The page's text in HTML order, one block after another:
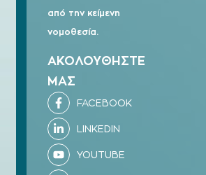
από την κείμενη
νομοθεσία.
ΑΚΟΛΟΥΘΗΣΤΕ
ΜΑΣ